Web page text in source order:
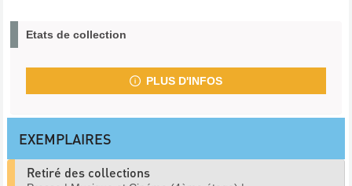
Etats de collection
PLUS D'INFOS
EXEMPLAIRES
Retiré des collections